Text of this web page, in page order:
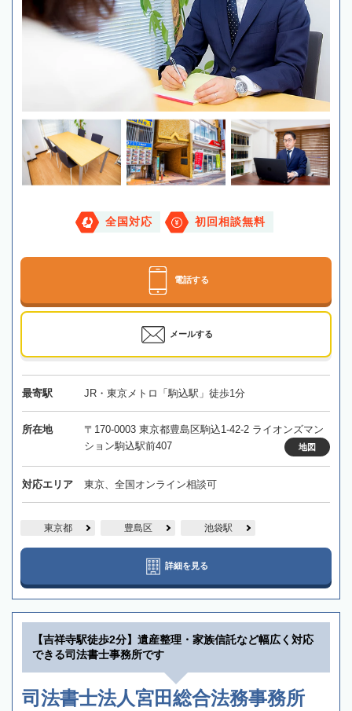
全国対応 初回相談無料
電話する
メールする
最寄駅 JR・東京メトロ「駒込駅」徒歩1分
所在地
〒170-0003 東京都豊島区駒込1-42-2 ライオンズマン
ション駒込駅前407
地図
対応エリア 東京、全国オンライン相談可
東京都 豊島区 池袋駅
詳細を見る
【吉祥寺駅徒歩2分】遺産整理・家族信託など幅広く対応
できる司法書士事務所です
司法書士法人宮田総合法務事務所